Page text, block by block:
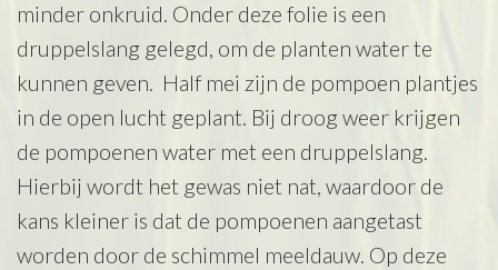
minder onkruid. Onder deze folie is een
druppelslang gelegd, om de planten water te
kunnen geven. Half mei zijn de pompoen plantjes
in de open lucht geplant. Bij droog weer krijgen
de pompoenen water met een druppelslang.
Hierbij wordt het gewas niet nat, waardoor de
kans kleiner is dat de pompoenen aangetast
worden door de schimmel meeldauw. Op deze